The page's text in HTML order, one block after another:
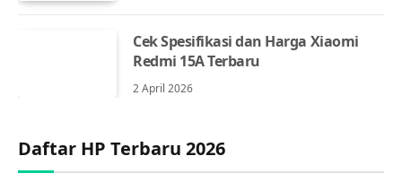
Cek Spesifikasi dan Harga Xiaomi
Redmi 15A Terbaru
2 April 2026
Daftar HP Terbaru 2026